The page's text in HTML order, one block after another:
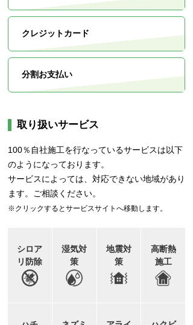
クレジットカード
分割お支払い
取り扱いサービス
100％自社施工を行なっているサービスは以下
のようになっております。
サービスによっては、対応できない地域があり
ます。ご相談ください。
※クリックするとサービスサイトへ移動します。
シロア
リ防除
湿気対
策
地震対
策
高断熱
施工